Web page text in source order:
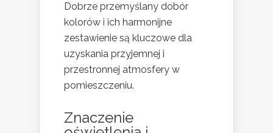
Dobrze przemyślany dobór
kolorów i ich harmonijne
zestawienie są kluczowe dla
uzyskania przyjemnej i
przestronnej atmosfery w
pomieszczeniu.
Znaczenie